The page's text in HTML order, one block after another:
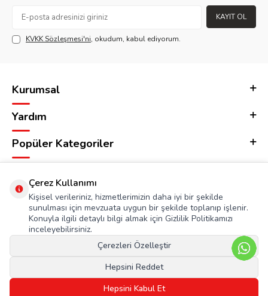
KAYIT OL
KVKK Sözleşmesi'ni, okudum, kabul ediyorum.
Kurumsal
Yardım
Popüler Kategoriler
Çerez Kullanımı
Kişisel verileriniz, hizmetlerimizin daha iyi bir şekilde
sunulması için mevzuata uygun bir şekilde toplanıp işlenir.
Konuyla ilgili detaylı bilgi almak için Gizlilik Politikamızı
inceleyebilirsiniz.
Çerezleri Özelleştir
Hepsini Reddet
Hepsini Kabul Et